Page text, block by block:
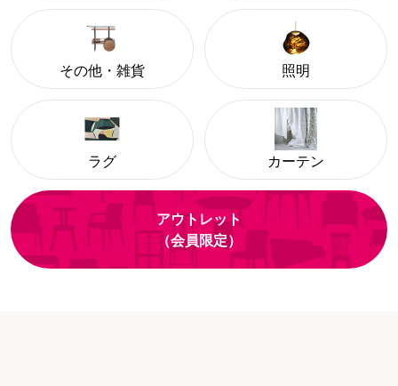
その他・雑貨 照明
ラグ カーテン
アウトレット
（会員限定）